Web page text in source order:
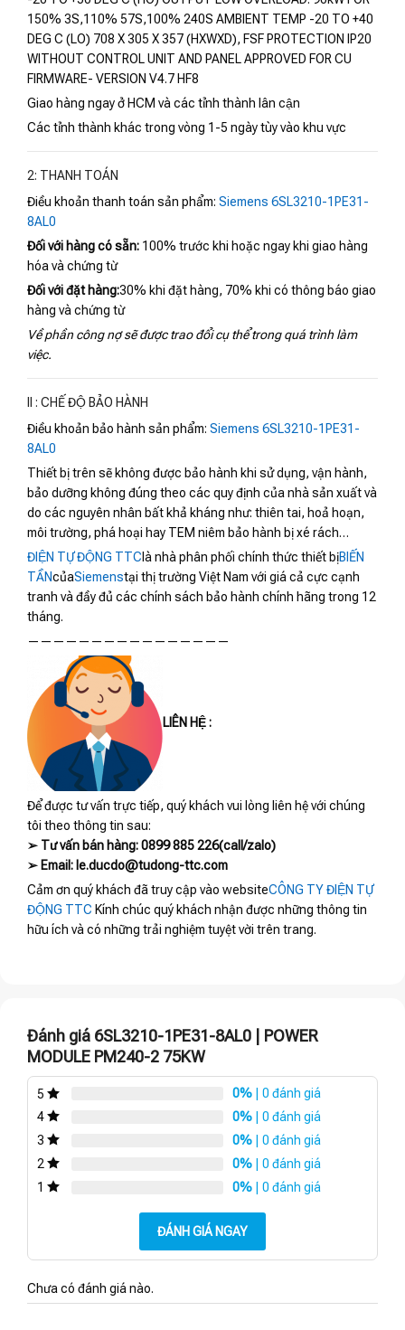
150% 3S,110% 57S,100% 240S AMBIENT TEMP -20 TO +40
DEG C (LO) 708 X 305 X 357 (HXWXD), FSF PROTECTION IP20
WITHOUT CONTROL UNIT AND PANEL APPROVED FOR CU
FIRMWARE- VERSION V4.7 HF8
Giao hàng ngay ở HCM và các tỉnh thành lân cận
Các tỉnh thành khác trong vòng 1-5 ngày tùy vào khu vực
2: THANH TOÁN
Điều khoản thanh toán sản phẩm: Siemens 6SL3210-1PE31-
8AL0
Đối với hàng có sẵn: 100% trước khi hoặc ngay khi giao hàng
hóa và chứng từ
Đối với đặt hàng:30% khi đặt hàng, 70% khi có thông báo giao
hàng và chứng từ
Về phần công nợ sẽ được trao đổi cụ thể trong quá trình làm
việc.
II : CHẾ ĐỘ BẢO HÀNH
Điều khoản bảo hành sản phẩm: Siemens 6SL3210-1PE31-
8AL0
Thiết bị trên sẽ không được bảo hành khi sử dụng, vận hành,
bảo dưỡng không đúng theo các quy định của nhà sản xuất và
do các nguyên nhân bất khả kháng như: thiên tai, hoả hoạn,
môi trường, phá hoại hay TEM niêm bảo hành bị xé rách…
ĐIỆN TỰ ĐỘNG TTC là nhà phân phối chính thức thiết bịBIẾN
TẦNcủaSiemenstại thị trường Việt Nam với giá cả cực cạnh
tranh và đầy đủ các chính sách bảo hành chính hãng trong 12
tháng.
————————————————
LIÊN HỆ :
Để được tư vấn trực tiếp, quý khách vui lòng liên hệ với chúng
tôi theo thông tin sau:
➢ Tư vấn bán hàng: 0899 885 226(call/zalo)
➢ Email: le.ducdo@tudong-ttc.com
Cảm ơn quý khách đã truy cập vào websiteCÔNG TY ĐIỆN TỰ
ĐỘNG TTC Kính chúc quý khách nhận được những thông tin
hữu ích và có những trải nghiệm tuyệt vời trên trang.
Đánh giá 6SL3210-1PE31-8AL0 | POWER
MODULE PM240-2 75KW
5 0% | 0 đánh giá
4
0% | 0 đánh giá
3
0% | 0 đánh giá
2
0% | 0 đánh giá
1
0% | 0 đánh giá
ĐÁNH GIÁ NGAY
Chưa có đánh giá nào.